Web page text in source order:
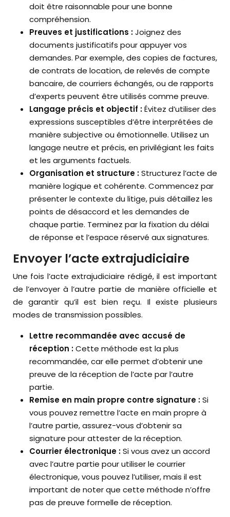
doit être raisonnable pour une bonne
compréhension.
Preuves et justifications :Joignez des
documents justificatifs pour appuyer vos
demandes. Par exemple, des copies de factures,
de contrats de location, de relevés de compte
bancaire, de courriers échangés, ou de rapports
d’experts peuvent être utilisés comme preuve.
Langage précis et objectif :Évitez d’utiliser des
expressions susceptibles d’être interprétées de
manière subjective ou émotionnelle. Utilisez un
langage neutre et précis, en privilégiant les faits
et les arguments factuels.
Organisation et structure :Structurez l’acte de
manière logique et cohérente. Commencez par
présenter le contexte du litige, puis détaillez les
points de désaccord et les demandes de
chaque partie. Terminez par la fixation du délai
de réponse et l’espace réservé aux signatures.
Envoyer l’acte extrajudiciaire
Une fois l’acte extrajudiciaire rédigé, il est important
de l’envoyer à l’autre partie de manière officielle et
de garantir qu’il est bien reçu. Il existe plusieurs
modes de transmission possibles.
Lettre recommandée avec accusé de
réception :Cette méthode est la plus
recommandée, car elle permet d’obtenir une
preuve de la réception de l’acte par l’autre
partie.
Remise en main propre contre signature :Si
vous pouvez remettre l’acte en main propre à
l’autre partie, assurez-vous d’obtenir sa
signature pour attester de la réception.
Courrier électronique :Si vous avez un accord
avec l’autre partie pour utiliser le courrier
électronique, vous pouvez l’utiliser, mais il est
important de noter que cette méthode n’offre
pas de preuve formelle de réception.